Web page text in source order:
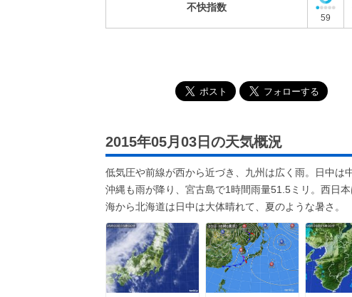
不快指数
59
2015年05月03日の天気概況
低気圧や前線が西から近づき、九州は広く雨。日中は
沖縄も雨が降り、宮古島で1時間雨量51.5ミリ。西日
海から北海道は日中は大体晴れて、夏のような暑さ。